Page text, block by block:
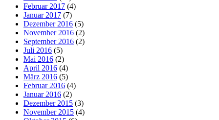
Februar 2017 (4)
Januar 2017 (7)
Dezember 2016 (5)
November 2016 (2)
September 2016 (2)
Juli 2016 (5)
Mai 2016 (2)
April 2016 (4)
März 2016 (5)
Februar 2016 (4)
Januar 2016 (2)
Dezember 2015 (3)
November 2015 (4)